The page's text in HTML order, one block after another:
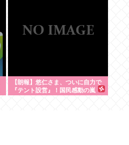
【朗報】悠仁さま、ついに自力で
『テント設営』！国民感動の嵐